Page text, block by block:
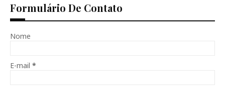
Formulário De Contato
Nome
E-mail *